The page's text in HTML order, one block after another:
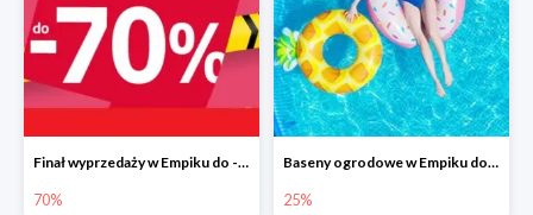
Finał wyprzedaży w Empiku do -70%
70%
Baseny ogrodowe w Empiku do -25%
25%